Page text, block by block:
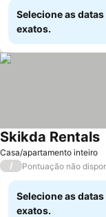
Selecione as
exatos.
Casa/apartamento inteiro
Skikda Rentals
/ Pontuação não
Selecione as
exatos.